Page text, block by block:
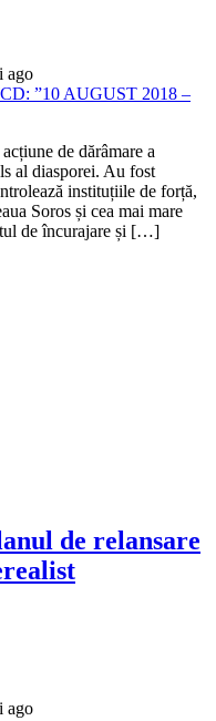
ago
de dărâmare a
al diasporei. Au fost
instituțiile de forță,
Soros și cea mai mare
de încurajare și […]
de relansare
ago